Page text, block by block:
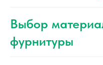
Выбор
фурнитуры